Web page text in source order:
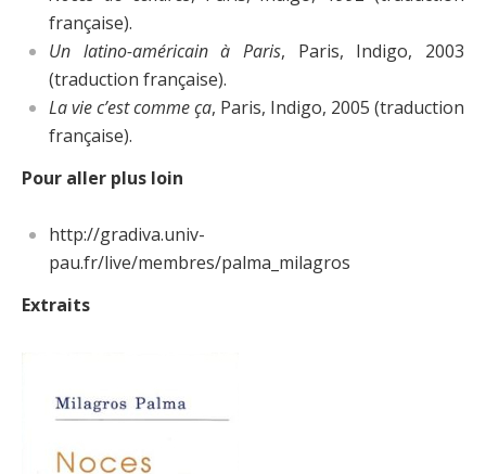
française).
Un latino-américain à Paris, Paris, Indigo, 2003
(traduction française).
La vie c’est comme ça, Paris, Indigo, 2005 (traduction
française).
Pour aller plus loin
http://gradiva.univ-
pau.fr/live/membres/palma_milagros
Extraits